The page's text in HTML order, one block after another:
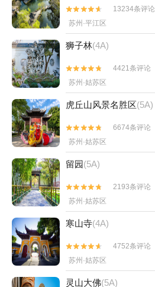


13234条评论
苏州·平江区
狮子林(4A)


4421条评论
苏州·姑苏区
虎丘山风景名胜区(5A)


6674条评论
苏州·姑苏区
留园(5A)


2193条评论
苏州·姑苏区
寒山寺(4A)


4752条评论
苏州·姑苏区
灵山大佛(5A)